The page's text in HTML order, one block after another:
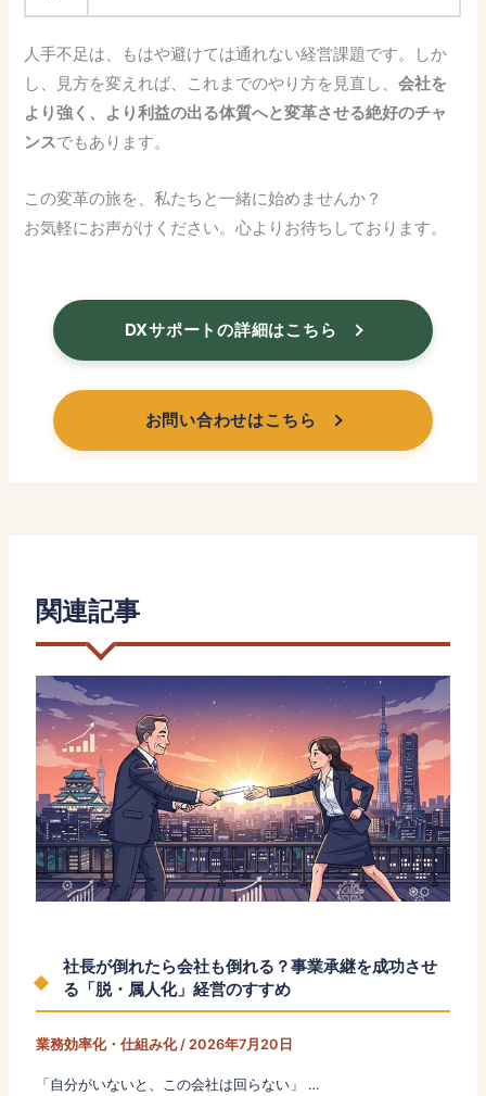
人手不足は、もはや避けては通れない経営課題です。しか
し、見方を変えれば、これまでのやり方を見直し、会社を
より強く、より利益の出る体質へと変革させる絶好のチャ
ンスでもあります。
この変革の旅を、私たちと一緒に始めませんか？
お気軽にお声がけください。心よりお待ちしております。
DXサポートの詳細はこちら
お問い合わせはこちら
関連記事
社長が倒れたら会社も倒れる？事業承継を成功させ
る「脱・属人化」経営のすすめ
業務効率化・仕組み化/ 2026年7月20日
「自分がいないと、この会社は回らない」 …